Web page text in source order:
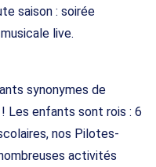
saison : soirée
live.
synonymes de
Les enfants sont rois : 6
nos Pilotes-
activités